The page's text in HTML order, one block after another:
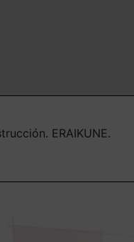
ERAIKUNE.